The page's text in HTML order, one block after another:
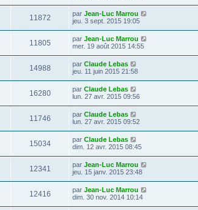
11872 par Jean-Luc Marrou
jeu. 3 sept. 2015 19:05
11805 par Jean-Luc Marrou
mer. 19 août 2015 14:55
14988 par Claude Lebas
jeu. 11 juin 2015 21:58
16280 par Claude Lebas
lun. 27 avr. 2015 09:56
11746 par Claude Lebas
lun. 27 avr. 2015 09:52
15034 par Claude Lebas
dim. 12 avr. 2015 08:45
12341 par Jean-Luc Marrou
jeu. 15 janv. 2015 23:48
12416 par Jean-Luc Marrou
dim. 30 nov. 2014 10:14